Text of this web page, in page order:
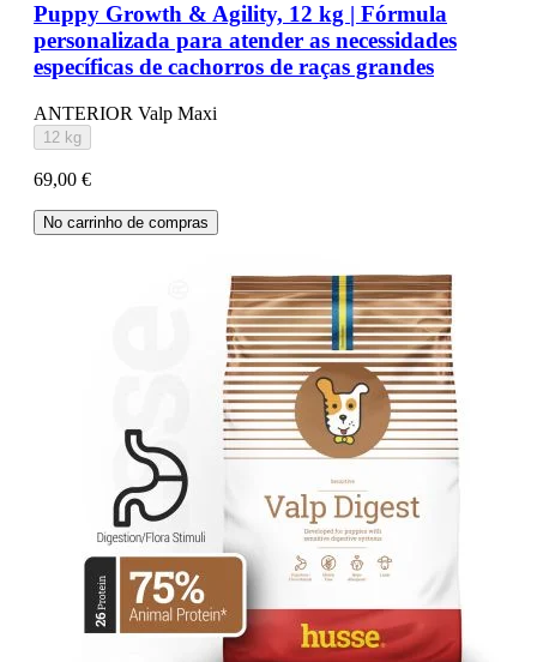
Puppy Growth & Agility, 12 kg | Fórmula
personalizada para atender as necessidades
específicas de cachorros de raças grandes
ANTERIOR Valp Maxi
12 kg
69,00 €
No carrinho de compras